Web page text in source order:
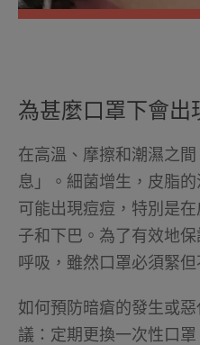
為甚麼口罩下會出
在高溫、摩擦和潮濕之
息」。細菌增生，皮脂
可能出現痘痘，特別是
子和下巴。為了有效地
呼吸，雖然口罩必須緊但
如何預防暗瘡的發生或
議：定期更換一次性口